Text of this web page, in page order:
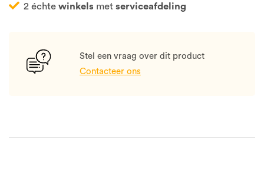
2 échte winkels met serviceafdeling
Stel een vraag over dit product
Contacteer ons